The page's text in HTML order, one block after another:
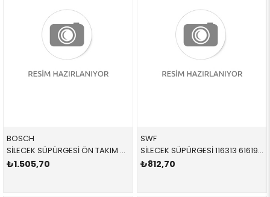
BOSCH
SİLECEK SÜPÜRGESİ ÖN TAKIM X5 X6 E70 E71 3397118970 61610034739 61610077821 X5,X6,E70,E71 2011-2018
₺1.505,70
SWF
SİLECEK SÜPÜRGESİ 116313 61619069197 61619069197 E36 TAKIM ÖN 1991-1997
₺812,70